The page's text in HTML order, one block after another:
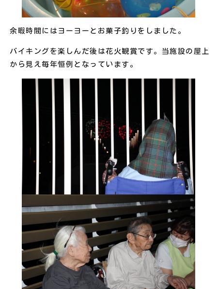
余暇時間にはヨーヨーとお菓子釣りをしました。
バイキングを楽しんだ後は花火観賞です。当施設の屋上
から見え毎年恒例となっています。